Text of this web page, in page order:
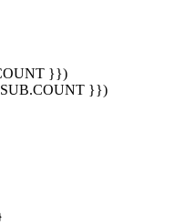
}})
}})